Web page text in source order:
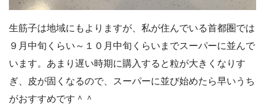
生筋子は地域にもよりますが、私が住んでいる首都圏では
９月中旬くらい～１０月中旬くらいまでスーパーに並んで
います。あまり遅い時期に購入すると粒が大きくなりす
ぎ、皮が固くなるので、スーパーに並び始めたら早いうち
がおすすめです＾＾